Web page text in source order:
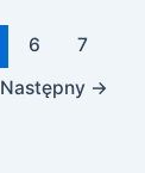
6
7
Następny →